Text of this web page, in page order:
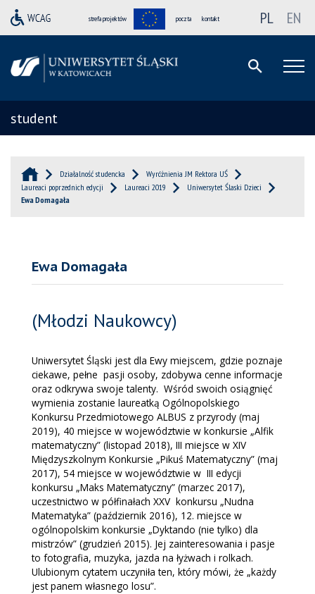
strefa projektów poczta kontakt PL EN
student
Działalność studencka
Wyróżnienia JM Rektora UŚ
Laureaci poprzednich edycji
Laureaci 2019
Uniwersytet Ślaski Dzieci
Ewa Domagała
Ewa Domagała
(Młodzi Naukowcy)
Uniwersytet Śląski jest dla Ewy miejscem, gdzie poznaje
ciekawe, pełne pasji osoby, zdobywa cenne informacje
oraz odkrywa swoje talenty. Wśród swoich osiągnięć
wymienia zostanie laureatką Ogólnopolskiego
Konkursu Przedmiotowego ALBUS z przyrody (maj
2019), 40 miejsce w województwie w konkursie „Alfik
matematyczny” (listopad 2018), III miejsce w XIV
Międzyszkolnym Konkursie „Pikuś Matematyczny” (maj
2017), 54 miejsce w województwie w III edycji
konkursu „Maks Matematyczny” (marzec 2017),
uczestnictwo w półfinałach XXV konkursu „Nudna
Matematyka” (październik 2016), 12. miejsce w
ogólnopolskim konkursie „Dyktando (nie tylko) dla
mistrzów” (grudzień 2015). Jej zainteresowania i pasje
to fotografia, muzyka, jazda na łyżwach i rolkach.
Ulubionym cytatem uczyniła ten, który mówi, że „każdy
jest panem własnego losu”.